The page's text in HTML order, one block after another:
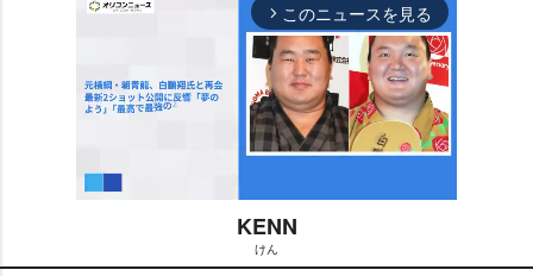
arrow_forward_ios このニュースを見る
M
KENN
けん